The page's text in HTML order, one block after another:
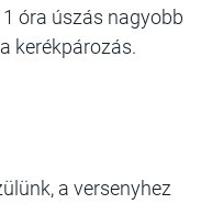
óra úszás nagyobb
kerékpározás.
a versenyhez